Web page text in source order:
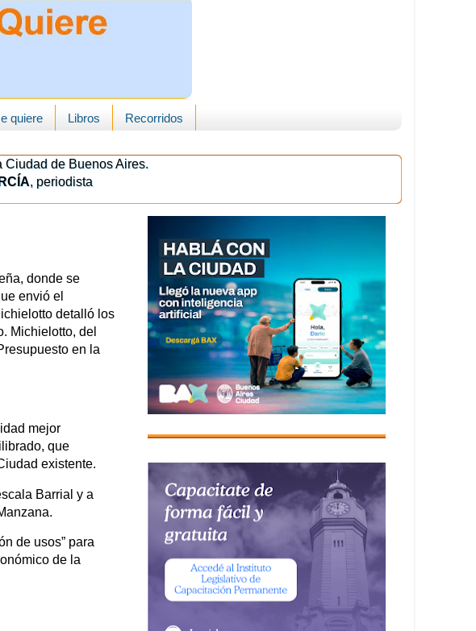
quiere Libros Recorridos
Ciudad de Buenos Aires.
, periodista
donde se
envió el
detalló los
Michielotto, del
en la
mejor
que
existente.
Barrial y a
de usos” para
de la